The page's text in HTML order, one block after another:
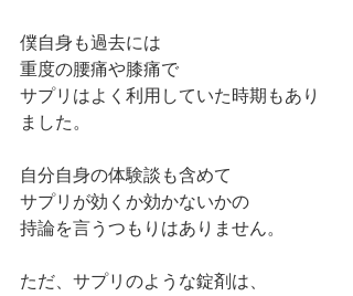
僕自身も過去には
重度の腰痛や膝痛で
サプリはよく利用していた時期もあり
ました。
自分自身の体験談も含めて
サプリが効くか効かないかの
持論を言うつもりはありません。
ただ、サプリのような錠剤は、